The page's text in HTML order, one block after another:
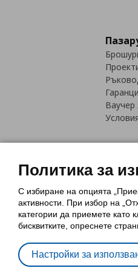
Политика за
С избиране на опцията
активности. При избор на
категории да приемете като
бисквитките, опреснете
Настройки за